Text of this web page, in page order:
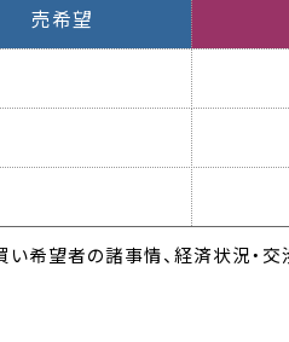
売希望
希望者の諸事情、経済状況・交